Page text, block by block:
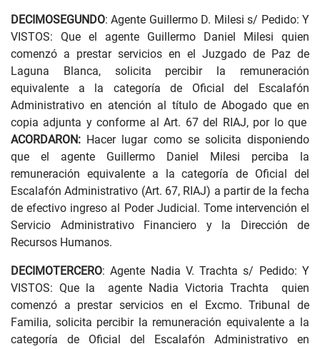
DECIMOSEGUNDO: Agente Guillermo D. Milesi s/ Pedido: Y
VISTOS: Que el agente Guillermo Daniel Milesi quien
comenzó a prestar servicios en el Juzgado de Paz de
Laguna Blanca, solicita percibir la remuneración
equivalente a la categoría de Oficial del Escalafón
Administrativo en atención al título de Abogado que en
copia adjunta y conforme al Art. 67 del RIAJ, por lo que
ACORDARON: Hacer lugar como se solicita disponiendo
que el agente Guillermo Daniel Milesi perciba la
remuneración equivalente a la categoría de Oficial del
Escalafón Administrativo (Art. 67, RIAJ) a partir de la fecha
de efectivo ingreso al Poder Judicial. Tome intervención el
Servicio Administrativo Financiero y la Dirección de
Recursos Humanos.
DECIMOTERCERO: Agente Nadia V. Trachta s/ Pedido: Y
VISTOS: Que la agente Nadia Victoria Trachta quien
comenzó a prestar servicios en el Excmo. Tribunal de
Familia, solicita percibir la remuneración equivalente a la
categoría de Oficial del Escalafón Administrativo en